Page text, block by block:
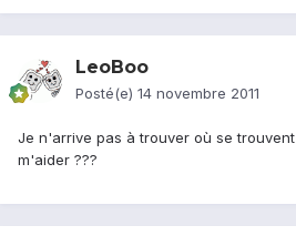
LeoBoo
Posté(e) 14 novembre 2011
Je n'arrive pas à trouver où se trouvent
m'aider ???